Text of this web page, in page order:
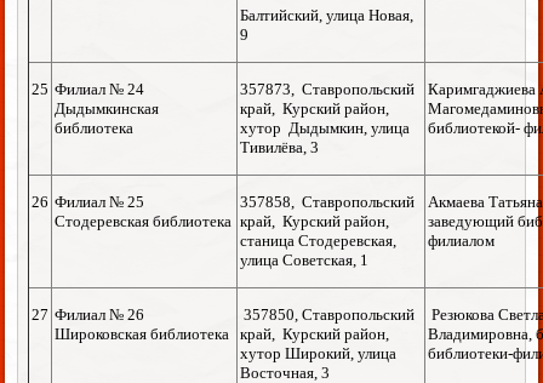
Балтийский, улица Новая,
9
25 Филиал № 24
Дыдымкинская
библиотека
357873, Ставропольский
край, Курский район,
хутор Дыдымкин, улица
Тивилёва, 3
Каримгаджиева
библиотекой-
26 Филиал № 25
Стодеревская библиотека
357858, Ставропольский
край, Курский район,
станица Стодеревская,
улица Советская, 1
Акмаева
заведующий
филиалом
27 Филиал № 26
Широковская библиотека
357850, Ставропольский
край, Курский район,
хутор Широкий, улица
Восточная, 3
Резюкова
Владимировна,
библиотеки-